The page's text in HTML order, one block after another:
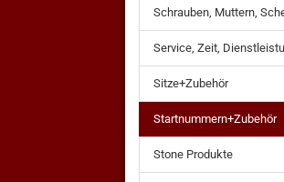
Schrauben, Muttern,
Service, Zeit,
Sitze+Zubehör
Startnummern+Zubehör
Stone Produkte